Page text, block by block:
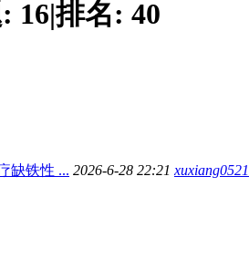
16|排名: 40
缺铁性 ... 2026-6-28 22:21xuxiang0521